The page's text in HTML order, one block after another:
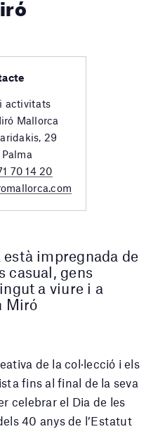
activitats
Mallorca
29
70 14 20
impregnada de
casual, gens
a viure i a
Miró
de la col·lecció i els
fins al final de la seva
celebrar el Dia de les
40 anys de l’Estatut